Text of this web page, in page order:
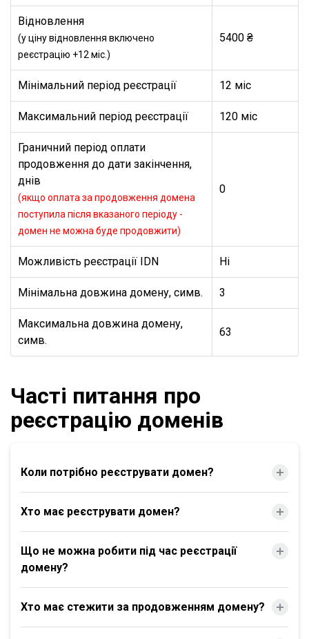
Відновлення
(у ціну відновлення включено
реєстрацію +12 міс.)
5400 ₴
Мінімальний період реєстрації 12 міс
Максимальний період реєстрації 120 міс
Граничний період оплати
продовження до дати закінчення,
днів
(якщо оплата за продовження домена
поступила після вказаного періоду -
домен не можна буде продовжити)
0
Можливість реєстрації IDN Ні
Мінімальна довжина домену, симв. 3
Максимальна довжина домену,
симв.
63
Часті питання про
реєстрацію доменів
Коли потрібно реєструвати домен?
Хто має реєструвати домен?
Що не можна робити під час реєстрації
домену?
Хто має стежити за продовженням домену?